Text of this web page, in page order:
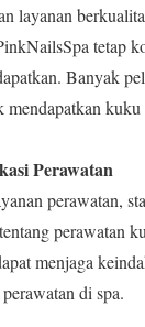
layanan
tetap
Banyak
mendapatkan
Perawatan
perawatan,
perawatan
menjaga
di spa.